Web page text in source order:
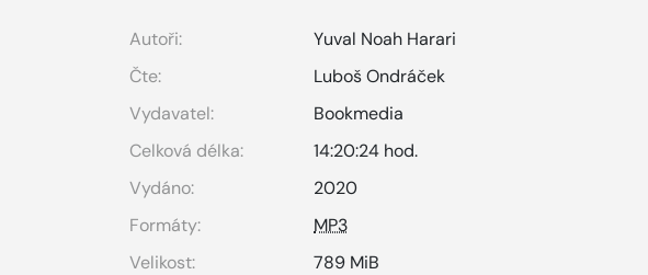
Autoři:
Yuval Noah Harari
Čte:
Luboš Ondráček
Vydavatel:
Bookmedia
Celková délka:
14:20:24 hod.
Vydáno:
2020
Formáty:
MP3
Velikost:
789 MiB